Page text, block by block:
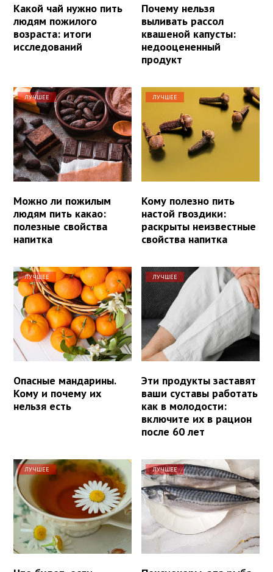
Какой чай нужно пить
людям пожилого
возраста: итоги
исследований
Почему нельзя
выливать рассол
квашеной капусты:
недооцененный
продукт
ЛУЧШЕЕ
Можно ли пожилым
людям пить какао:
полезные свойства
напитка
ЛУЧШЕЕ
Кому полезно пить
настой гвоздики:
раскрыты неизвестные
свойства напитка
ЛУЧШЕЕ
Опасные мандарины.
Кому и почему их
нельзя есть
ЛУЧШЕЕ
Эти продукты заставят
ваши суставы работать
как в молодости:
включите их в рацион
после 60 лет
ЛУЧШЕЕ ЛУЧШЕЕ